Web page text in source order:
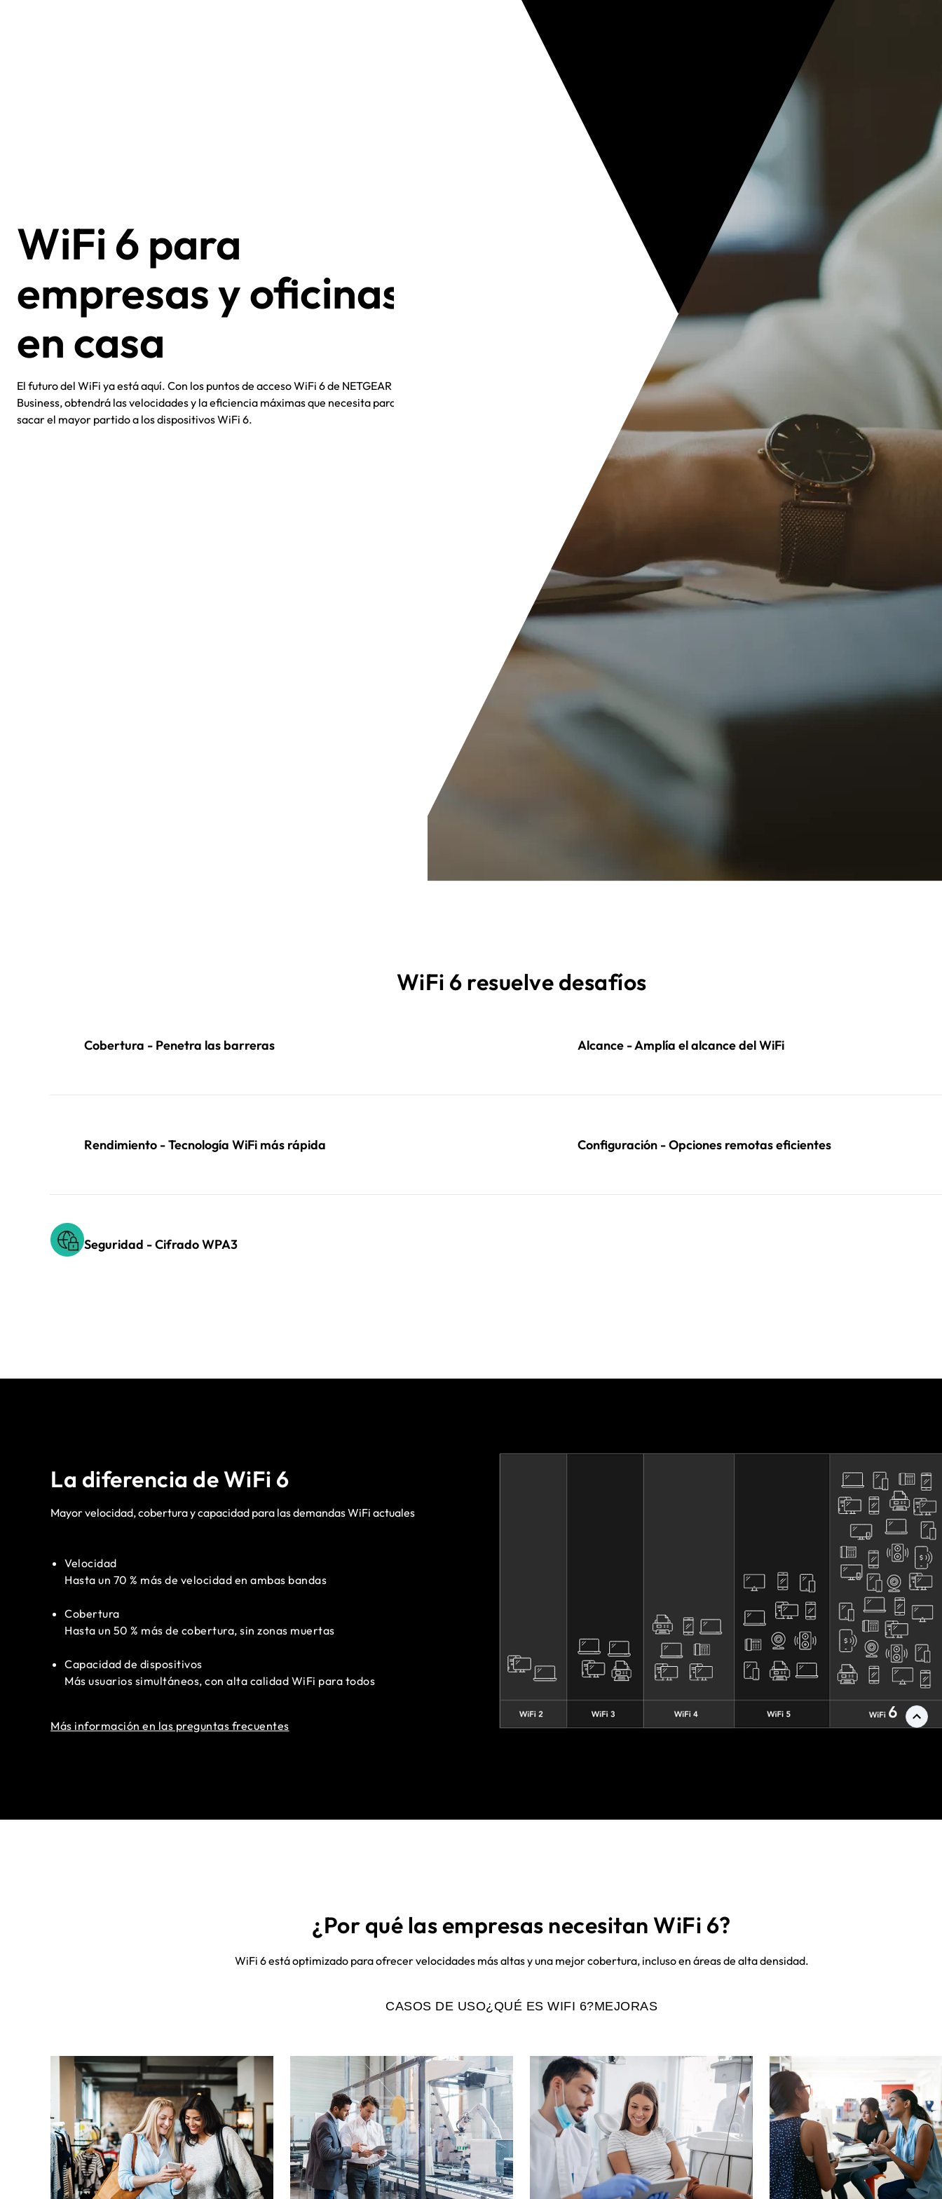
WiFi 6 para
empresas y oficinas
en casa
El futuro del WiFi ya está aquí. Con los puntos de acceso WiFi 6 de NETGEAR
Business, obtendrá las velocidades y la eficiencia máximas que necesita para
sacar el mayor partido a los dispositivos WiFi 6.
WiFi 6 resuelve desafíos
Cobertura - Penetra las barreras Alcance - Amplía el alcance del WiFi
Rendimiento - Tecnología WiFi más rápida Configuración - Opciones remotas eficientes
Seguridad - Cifrado WPA3
La diferencia de WiFi 6
Mayor velocidad, cobertura y capacidad para las demandas WiFi actuales
Velocidad
Hasta un 70 % más de velocidad en ambas bandas
Cobertura
Hasta un 50 % más de cobertura, sin zonas muertas
Capacidad de dispositivos
Más usuarios simultáneos, con alta calidad WiFi para todos
Más información en las preguntas frecuentes
¿Por qué las empresas necesitan WiFi 6?
WiFi 6 está optimizado para ofrecer velocidades más altas y una mejor cobertura, incluso en áreas de alta densidad.
CASOS DE USO¿QUÉ ES WIFI 6?MEJORAS